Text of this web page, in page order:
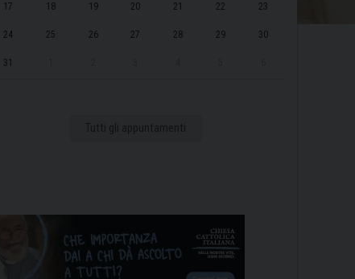
17 18 19 20 21 22 23
24 25 26 27 28 29 30
31